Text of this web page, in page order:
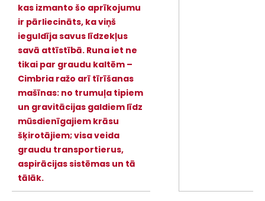
kas izmanto šo aprīkojumu
ir pārliecināts, ka viņš
ieguldīja savus līdzekļus
savā attīstībā. Runa iet ne
tikai par graudu kaltēm –
Cimbria ražo arī tīrīšanas
mašīnas: no trumuļa tipiem
un gravitācijas galdiem līdz
mūsdienīgajiem krāsu
šķirotājiem; visa veida
graudu transportierus,
aspirācijas sistēmas un tā
tālāk.